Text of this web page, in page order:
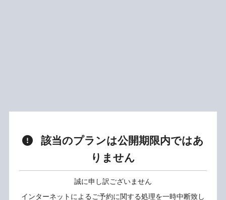
該当のプランは公開期限内ではあ
りません
誠に申し訳ございません
インターネットによるご予約に関する処理を一時中断致し